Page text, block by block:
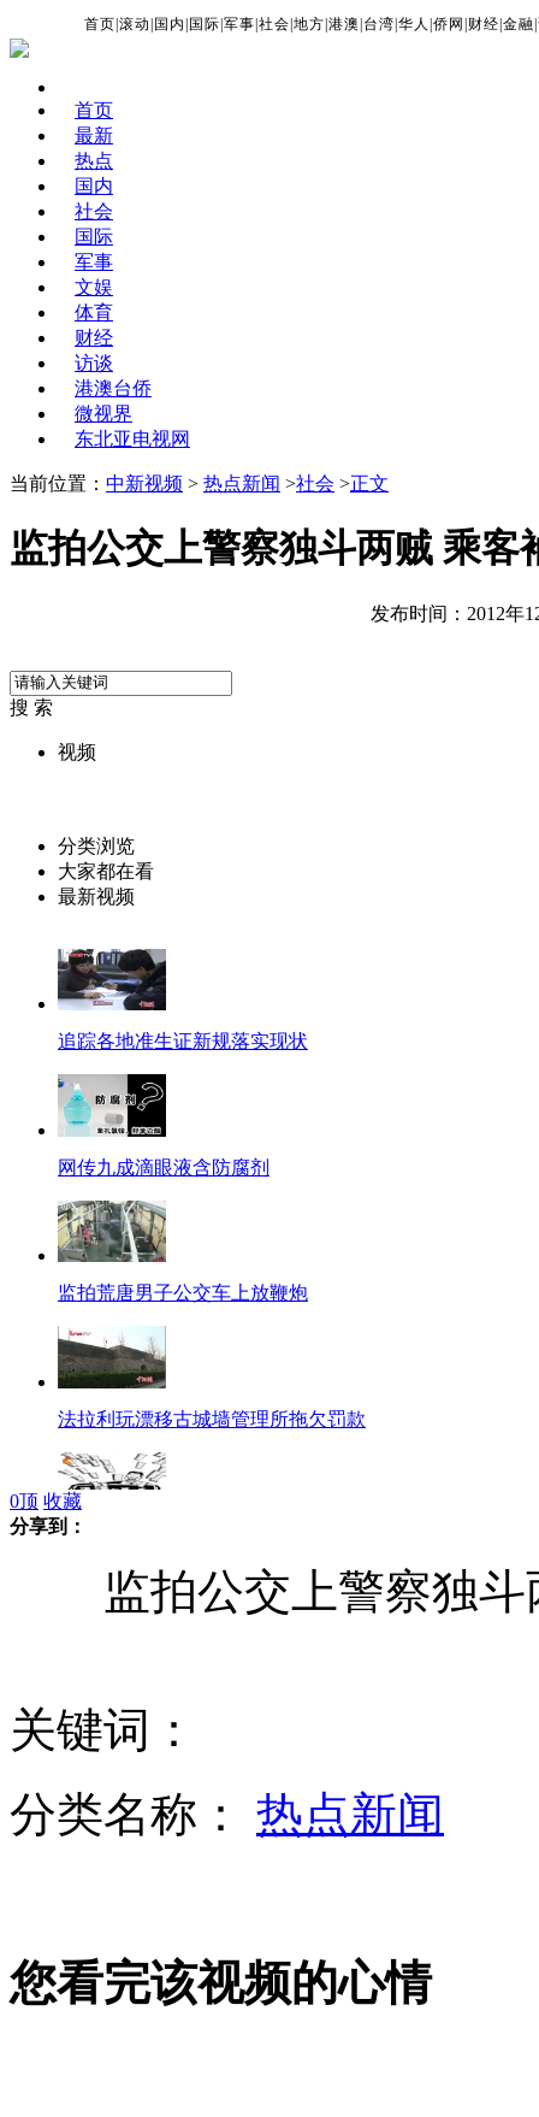
首页 |滚动 国内 国际 |军事 |社会 |地方 |港澳 台湾 |华人 |侨网 财经 |金融 |
首页
最新
热点
国内
社会
国际
军事
文娱
体育
财经
访谈
港澳台侨
微视界
东北亚电视网
当前位置： 中新视频 > 热点新闻 >社会 >正文
监拍公交上警察独斗两贼 乘客
发布时间：2012年
搜 索
视频
分类浏览
大家都在看
最新视频
追踪各地准生证新规落实现状
网传九成滴眼液含防腐剂
监拍荒唐男子公交车上放鞭炮
法拉利玩漂移古城墙管理所拖欠罚款
福建一计生干部竟参与贩卖婴儿
0顶 收藏
分享到：
监拍公交上警察独斗
关键词：
分类名称： 热点新闻
您看完该视频的心情